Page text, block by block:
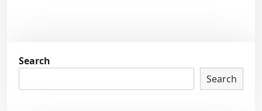
Search
Search